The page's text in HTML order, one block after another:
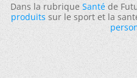
Dans la rubriqueSantéde
produitssur le sport et la